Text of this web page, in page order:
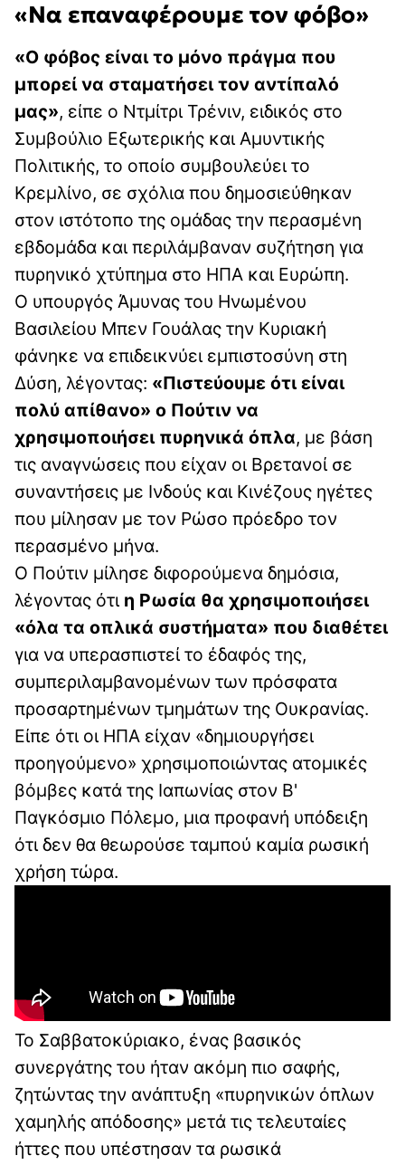
«Να επαναφέρουμε τον φόβο»
«Ο φόβος είναι το μόνο πράγμα που
μπορεί να σταματήσει τον αντίπαλό
μας», είπε ο Ντμίτρι Τρένιν, ειδικός στο
Συμβούλιο Εξωτερικής και Αμυντικής
Πολιτικής, το οποίο συμβουλεύει το
Κρεμλίνο, σε σχόλια που δημοσιεύθηκαν
στον ιστότοπο της ομάδας την περασμένη
εβδομάδα και περιλάμβαναν συζήτηση για
πυρηνικό χτύπημα στο ΗΠΑ και Ευρώπη.
Ο υπουργός Άμυνας του Ηνωμένου
Βασιλείου Μπεν Γουάλας την Κυριακή
φάνηκε να επιδεικνύει εμπιστοσύνη στη
Δύση, λέγοντας: «Πιστεύουμε ότι είναι
πολύ απίθανο» ο Πούτιν να
χρησιμοποιήσει πυρηνικά όπλα, με βάση
τις αναγνώσεις που είχαν οι Βρετανοί σε
συναντήσεις με Ινδούς και Κινέζους ηγέτες
που μίλησαν με τον Ρώσο πρόεδρο τον
περασμένο μήνα.
Ο Πούτιν μίλησε διφορούμενα δημόσια,
λέγοντας ότι η Ρωσία θα χρησιμοποιήσει
«όλα τα οπλικά συστήματα» που διαθέτει
για να υπερασπιστεί το έδαφός της,
συμπεριλαμβανομένων των πρόσφατα
προσαρτημένων τμημάτων της Ουκρανίας.
Είπε ότι οι ΗΠΑ είχαν «δημιουργήσει
προηγούμενο» χρησιμοποιώντας ατομικές
βόμβες κατά της Ιαπωνίας στον Β'
Παγκόσμιο Πόλεμο, μια προφανή υπόδειξη
ότι δεν θα θεωρούσε ταμπού καμία ρωσική
χρήση τώρα.
Το Σαββατοκύριακο, ένας βασικός
συνεργάτης του ήταν ακόμη πιο σαφής,
ζητώντας την ανάπτυξη «πυρηνικών όπλων
χαμηλής απόδοσης» μετά τις τελευταίες
ήττες που υπέστησαν τα ρωσικά